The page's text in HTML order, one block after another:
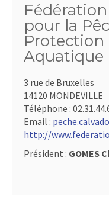
pour la
Protection
Aquatique
3 rue de Bruxelles
14120 MONDEVILLE
Téléphone :
Email :
http://
Président : GOMES